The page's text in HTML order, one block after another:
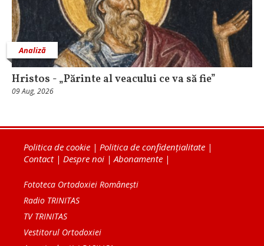
Analiză
Hristos - „Părinte al veacului ce va să fie”
09 Aug, 2026
Politica de cookie | Politica de confidențialitate |
Contact| Despre noi |Abonamente |
Fototeca Ortodoxiei Românești
Radio TRINITAS
TV TRINITAS
Vestitorul Ortodoxiei